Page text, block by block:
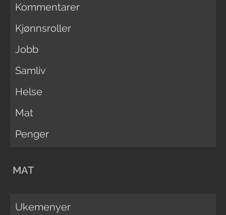
Kommentarer
Kjønnsroller
Jobb
Samliv
Helse
Mat
Penger
MAT
Ukemenyer